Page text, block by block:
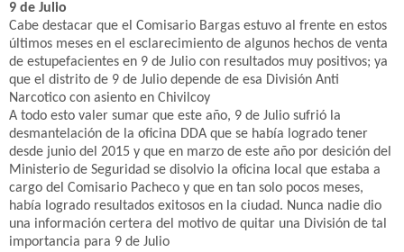
9 de Julio
Cabe destacar que el Comisario Bargas estuvo al frente en estos
últimos meses en el esclarecimiento de algunos hechos de venta
de estupefacientes en 9 de Julio con resultados muy positivos; ya
que el distrito de 9 de Julio depende de esa División Anti
Narcotico con asiento en Chivilcoy
A todo esto valer sumar que este año, 9 de Julio sufrió la
desmantelación de la oficina DDA que se había logrado tener
desde junio del 2015 y que en marzo de este año por desición del
Ministerio de Seguridad se disolvio la oficina local que estaba a
cargo del Comisario Pacheco y que en tan solo pocos meses,
había logrado resultados exitosos en la ciudad. Nunca nadie dio
una información certera del motivo de quitar una División de tal
importancia para 9 de Julio